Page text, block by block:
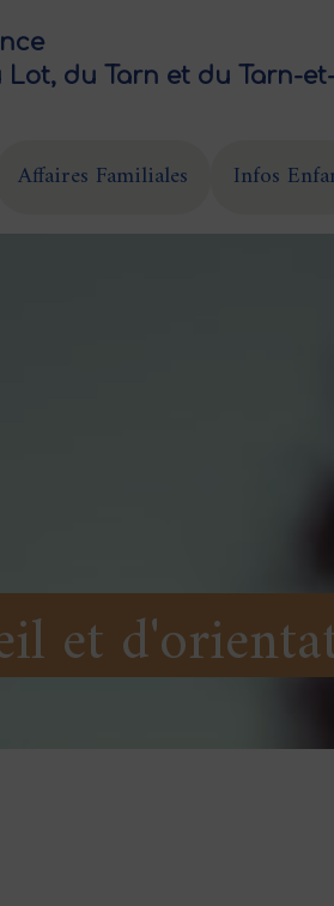
du Tarn et du Tarn-
Affaires Familiales Infos
et